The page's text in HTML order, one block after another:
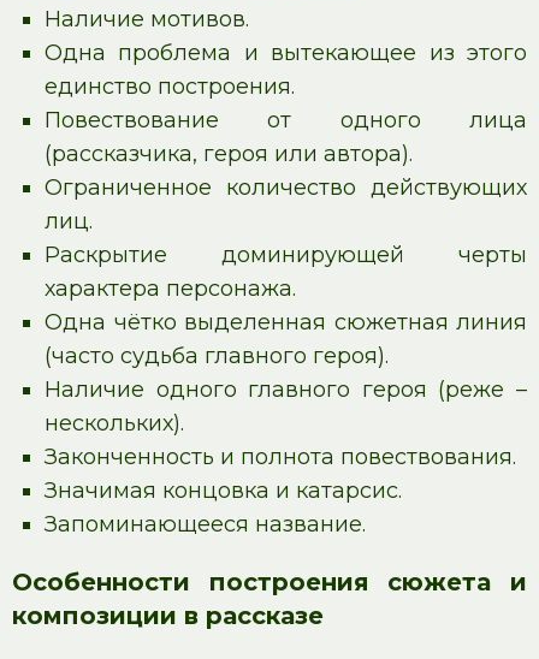
Наличие мотивов.
Одна проблема и вытекающее из этого
единство построения.
Повествование от одного лица
(рассказчика, героя или автора).
Ограниченное количество действующих
лиц.
Раскрытие доминирующей черты
характера персонажа.
Одна чётко выделенная сюжетная линия
(часто судьба главного героя).
Наличие одного главного героя (реже –
нескольких).
Законченность и полнота повествования.
Значимая концовка и катарсис.
Запоминающееся название.
Особенности построения сюжета и
композиции в рассказе